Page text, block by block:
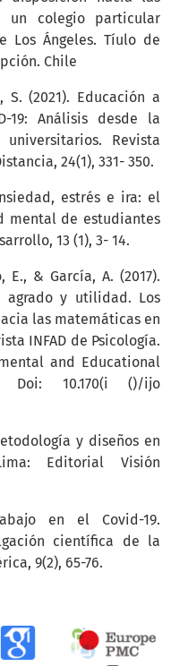
un colegio particular
Los Ángeles. Tíulo de
Chile
S. (2021). Educación a
19: Análisis desde la
Revista
24(1), 331- 350.
estrés e ira: el
mental de estudiantes
13 (1), 3- 14.
E., & García, A. (2017).
agrado y utilidad. Los
las matemáticas en
INFAD de Psicología.
and Educational
Doi: 10.170(i ()/ijo
y diseños en
Editorial Visión
en el Covid-19.
científica de la
9(2), 65-76.